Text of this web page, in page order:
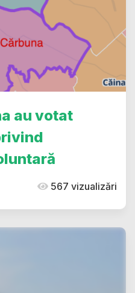
au votat
567 vizualizări